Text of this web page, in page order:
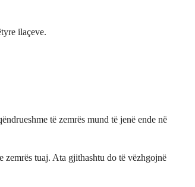
ilaçeve.
të zemrës mund të jenë ende në
tuaj. Ata gjithashtu do të vëzhgojnë